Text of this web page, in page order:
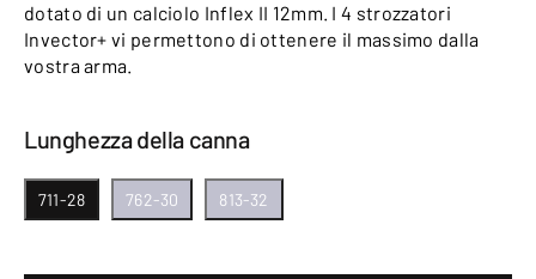
dotato di un calciolo Inflex II 12mm. I 4 strozzatori
Invector+ vi permettono di ottenere il massimo dalla
vostra arma.
Lunghezza della canna
711-28 762-30 813-32